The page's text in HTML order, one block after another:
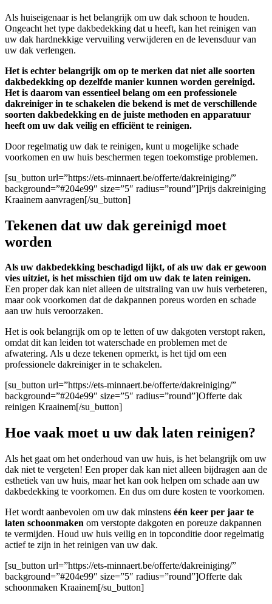
Als huiseigenaar is het belangrijk om uw dak schoon te houden.
Ongeacht het type dakbedekking dat u heeft, kan het reinigen van
uw dak hardnekkige vervuiling verwijderen en de levensduur van
uw dak verlengen.
Het is echter belangrijk om op te merken dat niet alle soorten
dakbedekking op dezelfde manier kunnen worden gereinigd.
Het is daarom van essentieel belang om een professionele
dakreiniger in te schakelen die bekend is met de verschillende
soorten dakbedekking en de juiste methoden en apparatuur
heeft om uw dak veilig en efficiënt te reinigen.
Door regelmatig uw dak te reinigen, kunt u mogelijke schade
voorkomen en uw huis beschermen tegen toekomstige problemen.
[su_button url=”https://ets-minnaert.be/offerte/dakreiniging/”
background=”#204e99″ size=”5″ radius=”round”]Prijs dakreiniging
Kraainem aanvragen[/su_button]
Tekenen dat uw dak gereinigd moet
worden
Als uw dakbedekking beschadigd lijkt, of als uw dak er gewoon
vies uitziet, is het misschien tijd om uw dak te laten reinigen.
Een proper dak kan niet alleen de uitstraling van uw huis verbeteren,
maar ook voorkomen dat de dakpannen poreus worden en schade
aan uw huis veroorzaken.
Het is ook belangrijk om op te letten of uw dakgoten verstopt raken,
omdat dit kan leiden tot waterschade en problemen met de
afwatering. Als u deze tekenen opmerkt, is het tijd om een
professionele dakreiniger in te schakelen.
[su_button url=”https://ets-minnaert.be/offerte/dakreiniging/”
background=”#204e99″ size=”5″ radius=”round”]Offerte dak
reinigen Kraainem[/su_button]
Hoe vaak moet u uw dak laten reinigen?
Als het gaat om het onderhoud van uw huis, is het belangrijk om uw
dak niet te vergeten! Een proper dak kan niet alleen bijdragen aan de
esthetiek van uw huis, maar het kan ook helpen om schade aan uw
dakbedekking te voorkomen. En dus om dure kosten te voorkomen.
Het wordt aanbevolen om uw dak minstens één keer per jaar te
laten schoonmaken om verstopte dakgoten en poreuze dakpannen
te vermijden. Houd uw huis veilig en in topconditie door regelmatig
actief te zijn in het reinigen van uw dak.
[su_button url=”https://ets-minnaert.be/offerte/dakreiniging/”
background=”#204e99″ size=”5″ radius=”round”]Offerte dak
schoonmaken Kraainem[/su_button]